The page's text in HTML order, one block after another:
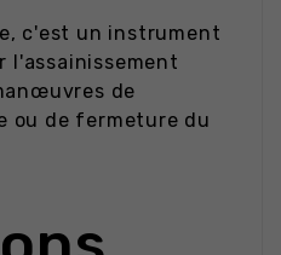
c'est un instrument
l'assainissement
de
ou de fermeture du